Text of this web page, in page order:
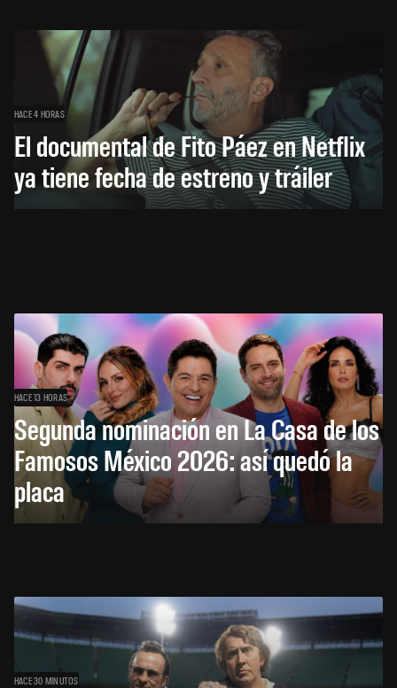
HACE 4 HORAS
El documental de Fito Páez en Netflix
ya tiene fecha de estreno y tráiler
HACE 13 HORAS
Segunda nominación en La Casa de los
Famosos México 2026: así quedó la
placa
HACE 30 MINUTOS